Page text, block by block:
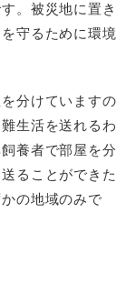
。被災地に置き
守るために環境
分けていますの
生活を送れるわ
養者で部屋を分
ることができた
の地域のみで